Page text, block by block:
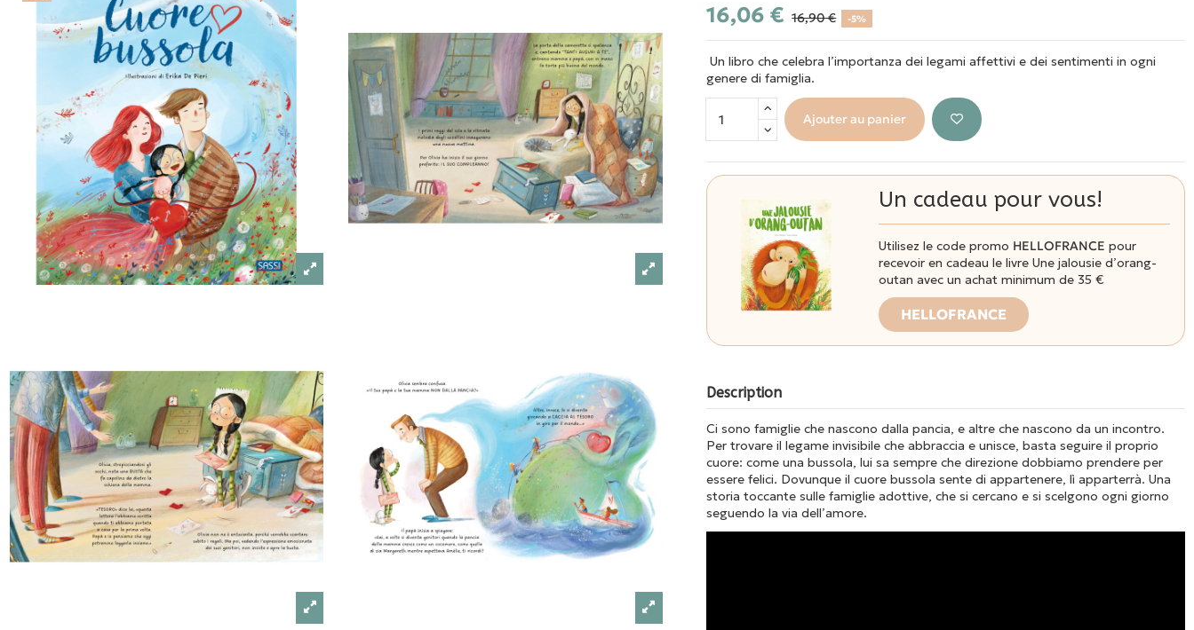
16,06 € 16,90 € -5%
Un libro che celebra l’importanza dei legami affettivi e dei sentimenti in ogni
genere di famiglia.
Ajouter au panier
Un cadeau pour vous!
Utilisez le code promo HELLOFRANCE pour
recevoir en cadeau le livre Une jalousie d’orang-
outan avec un achat minimum de 35 €
HELLOFRANCE
Description
Ci sono famiglie che nascono dalla pancia, e altre che nascono da un incontro.
Per trovare il legame invisibile che abbraccia e unisce, basta seguire il proprio
cuore: come una bussola, lui sa sempre che direzione dobbiamo prendere per
essere felici. Dovunque il cuore bussola sente di appartenere, lì apparterrà. Una
storia toccante sulle famiglie adottive, che si cercano e si scelgono ogni giorno
seguendo la via dell’amore.